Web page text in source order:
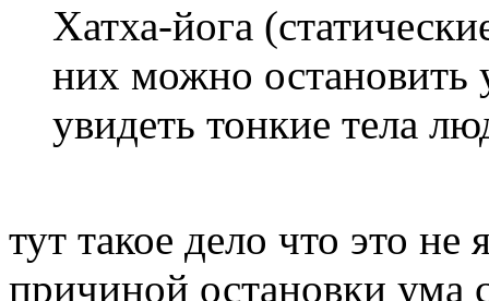
Хатха-йога
них можно остановить
увидеть тонкие тела
тут такое дело что это
причиной остановки ума